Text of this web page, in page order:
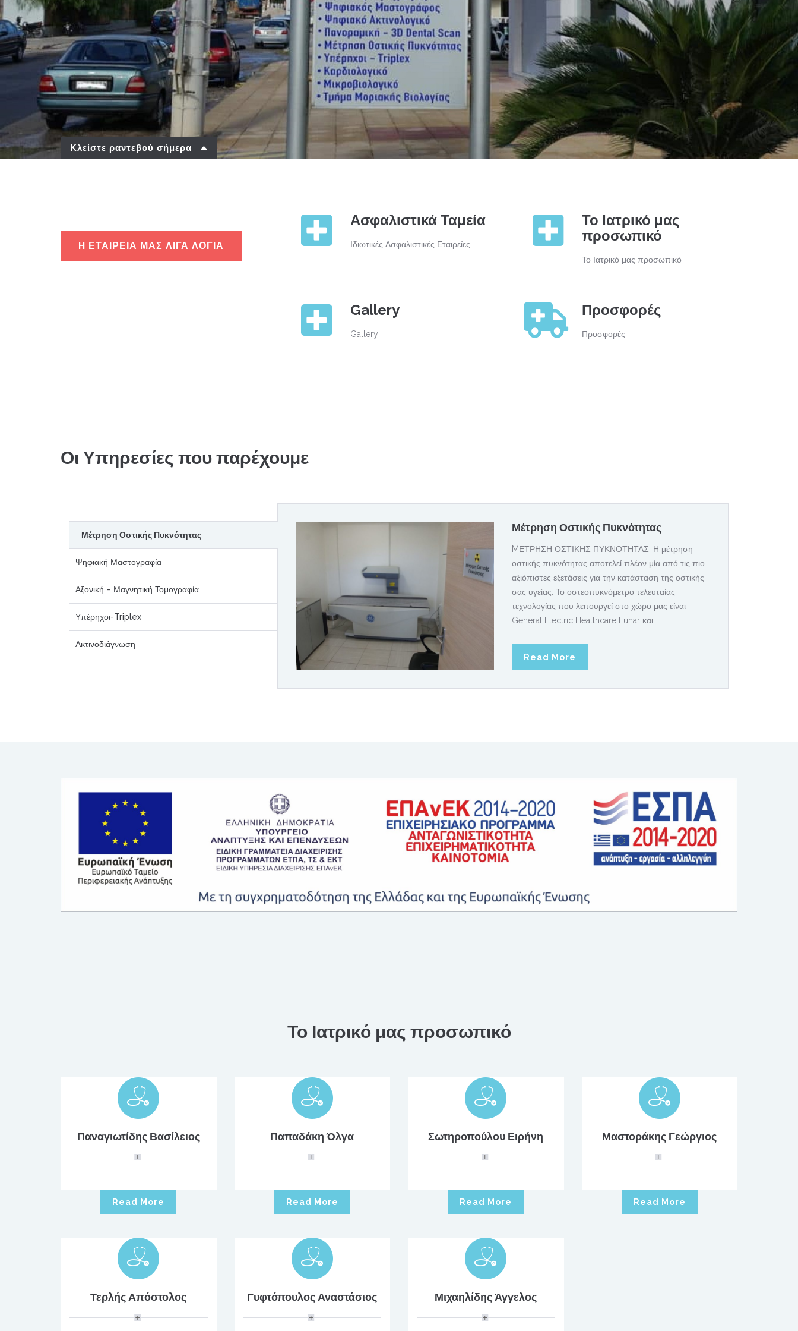
Κλείστε ραντεβού σήμερα
H ΕΤΑΙΡΕΊΑ ΜΑΣ ΛΊΓΑ ΛΌΓΙΑ
Ασφαλιστικά Ταμεία
Ιδιωτικές Ασφαλιστικές Εταιρείες
Το Ιατρικό μας
προσωπικό
Το Ιατρικό μας προσωπικό
Gallery
Gallery
Προσφορές
Προσφορές
Οι Υπηρεσίες που παρέχουμε
Μέτρηση Οστικής Πυκνότητας
Ψηφιακή Μαστογραφία
Αξονική – Μαγνητική Τομογραφία
Υπέρηχοι-Triplex
Ακτινοδιάγνωση
Μέτρηση Οστικής Πυκνότητας
MΕΤΡΗΣΗ ΟΣΤΙΚΗΣ ΠΥΚΝΟΤΗΤΑΣ: Η μέτρηση
οστικής πυκνότητας αποτελεί πλέον μία από τις πιο
αξιόπιστες εξετάσεις για την κατάσταση της οστικής
σας υγείας. Το οστεοπυκνόμετρο τελευταίας
τεχνολογίας που λειτουργεί στο χώρο μας είναι
General Electric Healthcare Lunar και…
Read More
Το Ιατρικό μας προσωπικό
Παναγιωτίδης Βασίλειος
Read More
Παπαδάκη Όλγα
Read More
Σωτηροπούλου Ειρήνη
Read More
Μαστοράκης Γεώργιος
Read More
Τερλής Απόστολος Γυφτόπουλος Αναστάσιος Μιχαηλίδης Άγγελος